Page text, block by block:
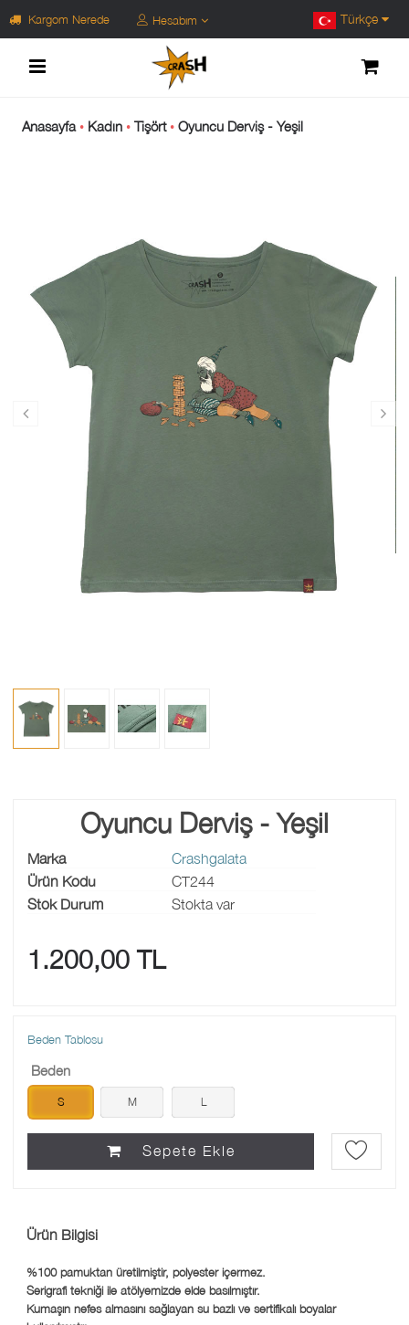
Türkçe
Kargom Nerede Hesabım
Anasayfa Kadın Tişört Oyuncu Derviş - Yeşil
Oyuncu Derviş - Yeşil
Marka
Crashgalata
Ürün Kodu
CT244
Stok Durum
Stokta var
1.200,00 TL
Beden Tablosu
Beden
S M L
Sepete Ekle
Ürün Bilgisi
%100 pamuktan üretilmiştir, polyester içermez.
Serigrafi tekniği ile atölyemizde elde basılmıştır.
Kumaşın nefes almasını sağlayan su bazlı ve sertifikalı boyalar